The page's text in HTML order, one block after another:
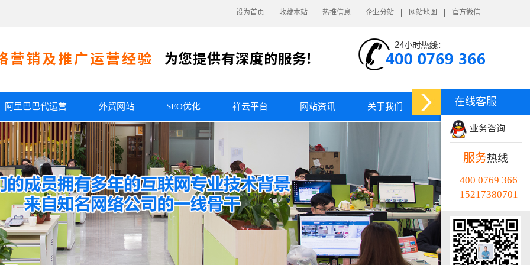
设为首页 收藏本站 热推信息 企业分站 网站地图 官方微信
阿里巴巴代运营 外贸网站 SEO优化 祥云平台 网站资讯 关于我们 在线客服
业务咨询
服务热线
400 0769 366
15217380701